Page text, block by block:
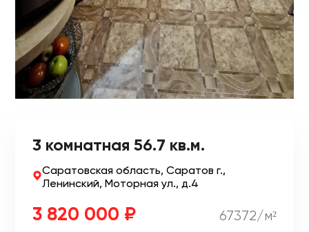
3 комнатная 56.7 кв.м.
Саратовская область, Саратов г.,
Ленинский, Моторная ул., д.4
3 820 000 ₽ 67372/м²